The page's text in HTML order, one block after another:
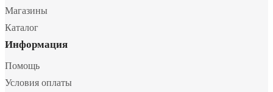
Магазины
Каталог
Информация
Помощь
Условия оплаты